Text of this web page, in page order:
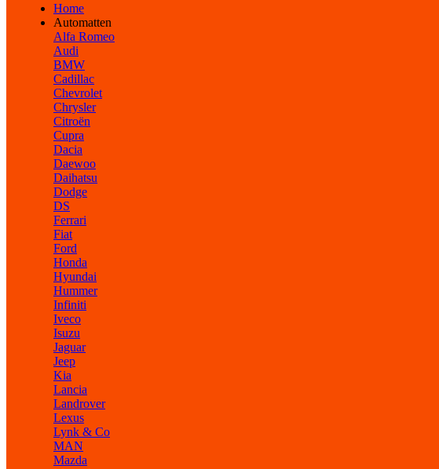
Home
Automatten
Alfa Romeo
Audi
BMW
Cadillac
Chevrolet
Chrysler
Citroën
Cupra
Dacia
Daewoo
Daihatsu
Dodge
DS
Ferrari
Fiat
Ford
Honda
Hyundai
Hummer
Infiniti
Iveco
Isuzu
Jaguar
Jeep
Kia
Lancia
Landrover
Lexus
Lynk & Co
MAN
Mazda